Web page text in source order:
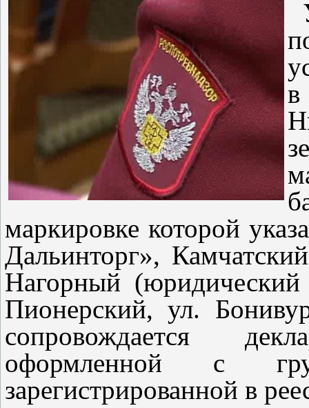
маркировке которой
Дальинторг»,
Нагорный
Пионерский, ул.
сопровождается
оформленной с
зарегистрированной в